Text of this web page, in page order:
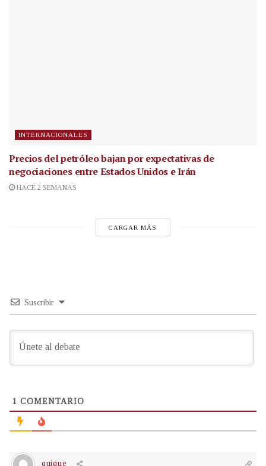
INTERNACIONALES
Precios del petróleo bajan por expectativas de
negociaciones entre Estados Unidos e Irán
HACE 2 SEMANAS
CARGAR MÁS
Suscribir
1 COMENTARIO
quique